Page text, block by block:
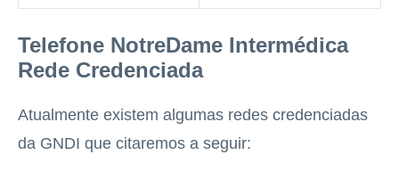
Telefone NotreDame Intermédica
Rede Credenciada
Atualmente existem algumas redes credenciadas
da GNDI que citaremos a seguir: